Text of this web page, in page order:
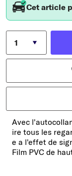
Cet article
Avec
ire tous les
e a l'effet de
Film PVC de